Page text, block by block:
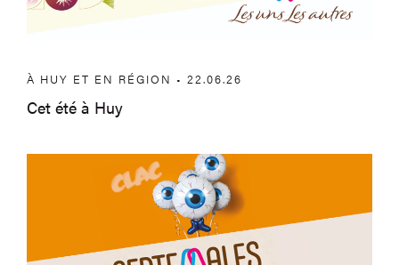
À HUY ET EN RÉGION • 22.06.26
Cet été à Huy
À Huy et en région – Mai et juin